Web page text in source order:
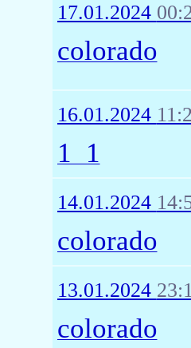
17.01.2024
colorado
16.01.2024
1_1
14.01.2024
colorado
13.01.2024
colorado